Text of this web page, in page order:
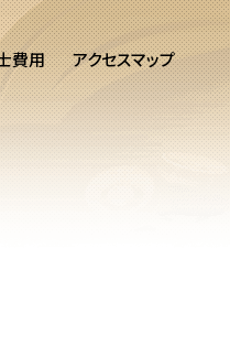
費用 アクセスマップ